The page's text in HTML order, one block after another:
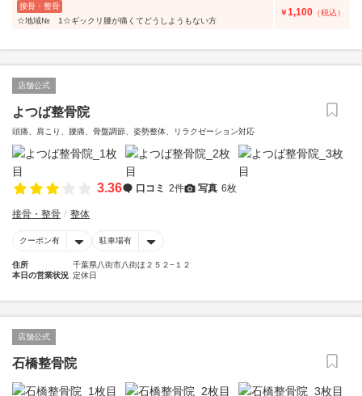
接骨・整骨
☆地域№ 1☆ギックリ腰が痛くてどうしようもない方
￥1,100 （税込）
店舗公式
よつば整骨院
頭痛、肩こり、腰痛、骨盤調節、姿勢整体、リラクゼーション対応
3.36 口コミ 2件 写真 6枚
接骨・整骨 整体
クーポン有 駐車場有
住所
千葉県八街市八街ほ２５２−１２
本日の営業状況 定休日
店舗公式
石橋整骨院